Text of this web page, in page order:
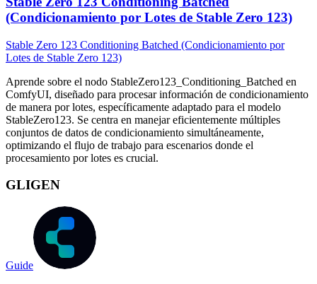
(Condicionamiento por Lotes de Stable Zero 123)
Stable Zero 123 Conditioning Batched (Condicionamiento por
Lotes de Stable Zero 123)
Aprende sobre el nodo StableZero123_Conditioning_Batched en
ComfyUI, diseñado para procesar información de condicionamiento
de manera por lotes, específicamente adaptado para el modelo
StableZero123. Se centra en manejar eficientemente múltiples
conjuntos de datos de condicionamiento simultáneamente,
optimizando el flujo de trabajo para escenarios donde el
procesamiento por lotes es crucial.
GLIGEN
Guide